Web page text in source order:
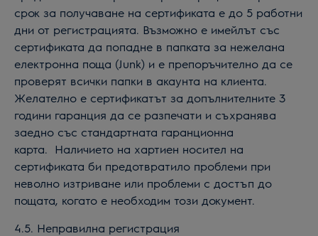
срок за получаване на сертификата е до 5 работни
дни от регистрацията. Възможно е имейлът със
сертификата да попадне в папката за нежелана
електронна поща (Junk) и е препоръчително да се
проверят всички папки в акаунта на клиента.
Желателно е сертификатът за допълнителните 3
години гаранция да се разпечати и съхранява
заедно със стандартната гаранционна
карта. Наличието на хартиен носител на
сертификата би предотвратило проблеми при
неволно изтриване или проблеми с достъп до
пощата, когато е необходим този документ.
4.5. Неправилна регистрация